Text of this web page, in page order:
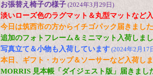
お張替え椅子の様子 (2024年3月29日)
淡いローズ色のラグマット＆丸型マットなど
今日は筑西市の方からイチゴパック届きました
追加のフォトフレーム＆ミニマット入荷しま
写真立て＆小物も入荷しています (2024年2月17
本日、ギフト・カップ＆ソーサーなど入荷しま
MORRIS 見本帳「ダイジェスト版」届きまし